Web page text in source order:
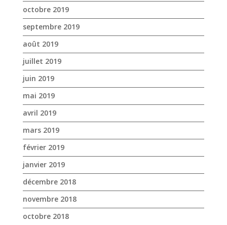
octobre 2019
septembre 2019
août 2019
juillet 2019
juin 2019
mai 2019
avril 2019
mars 2019
février 2019
janvier 2019
décembre 2018
novembre 2018
octobre 2018